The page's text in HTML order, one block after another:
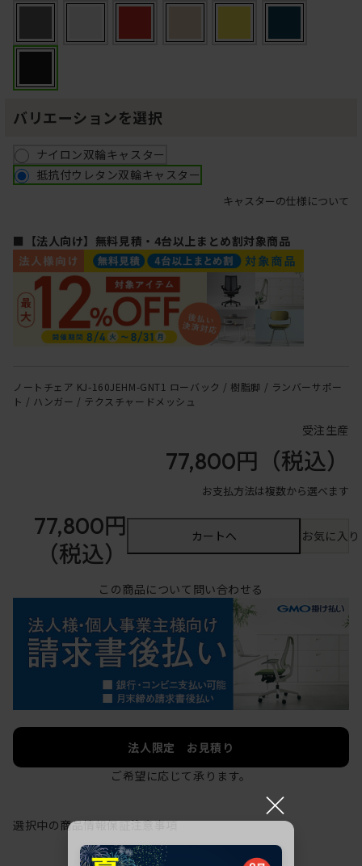
バリエーションを選択
ナイロン双輪キャスター
抵抗付ウレタン双輪キャスター
キャスターの仕様について
■【法人向け】無料見積・4台以上まとめ割対象商品
ノートチェア KJ-160JEHM-GNT1 ローバック / 樹脂脚 / ランバーサポー
ト / ハンガー / テクスチャードメッシュ
受注生産
77,800円 （税込）
お支払方法は複数から選べます
77,800円
（税込）
カートへ お気に入
この商品について問い合わせる
法人限定 お見積り
ご希望に応じて承ります。
選択中の商品情報保証注意事項
×